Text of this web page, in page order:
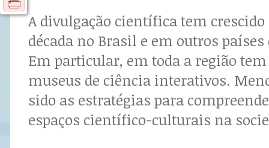
A divulgação científica tem
década no Brasil e em outros
Em particular, em toda a região
museus de ciência interativos.
sido as estratégias para
espaços científico-culturais na